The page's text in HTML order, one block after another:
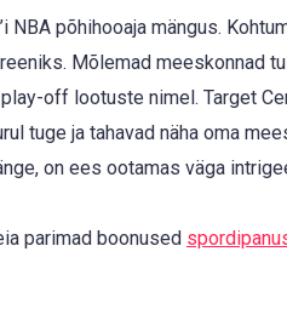
põhihooaja mängus.
Mõlemad meeskonnad
off lootuste nimel. Target
tuge ja tahavad näha oma
on ees ootamas väga
parimad boonused